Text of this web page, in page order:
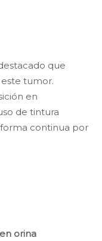
que
tumor.
en
de tintura
continua por
orina